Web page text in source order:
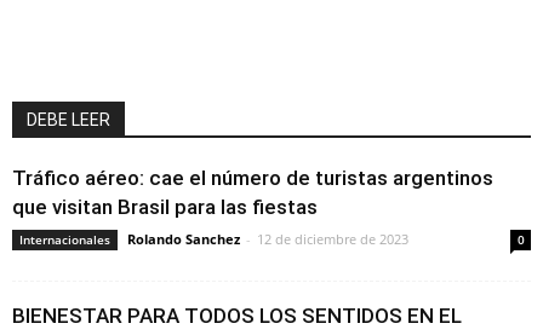
DEBE LEER
Tráfico aéreo: cae el número de turistas argentinos
que visitan Brasil para las fiestas
Internacionales Rolando Sanchez - 12 de diciembre de 2023 0
BIENESTAR PARA TODOS LOS SENTIDOS EN EL